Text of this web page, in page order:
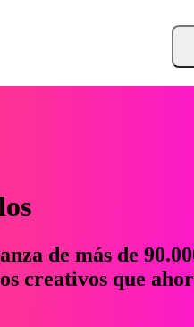
de más de
creativos que